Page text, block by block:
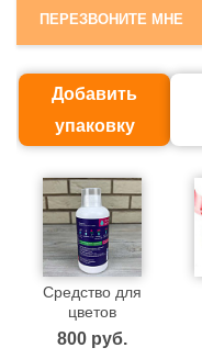
ПЕРЕЗВОНИТЕ МНЕ
Добавить
упаковку
Средство для
цветов
800 pуб.